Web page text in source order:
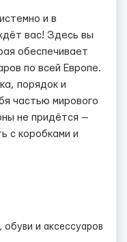
и в
вас! Здесь вы
обеспечивает
по всей Европе.
порядок и
частью мирового
не придётся —
с коробками и
и аксессуаров